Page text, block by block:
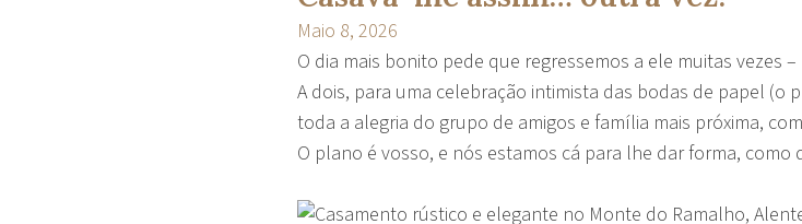
Maio 8, 2026
O dia mais bonito pede que regressemos a ele muitas vezes
A dois, para uma celebração intimista das bodas de papel (o
toda a alegria do grupo de amigos e família mais próxima,
O plano é vosso, e nós estamos cá para lhe dar forma, como